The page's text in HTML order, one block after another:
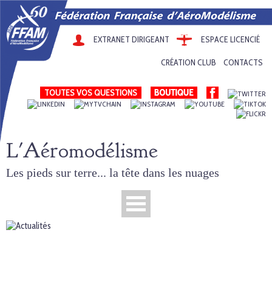
EXTRANET DIRIGEANT ESPACE LICENCIÉ
CRÉATION CLUB CONTACTS
TOUTES VOS QUESTIONS
L'Aéromodélisme
Les pieds sur terre... la tête dans les nuages